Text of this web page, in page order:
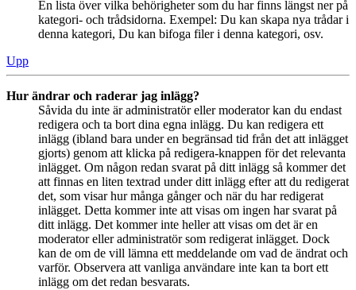
En lista över vilka behörigheter som du har finns längst ner på
kategori- och trådsidorna. Exempel: Du kan skapa nya trådar i
denna kategori, Du kan bifoga filer i denna kategori, osv.
Upp
Hur ändrar och raderar jag inlägg?
Såvida du inte är administratör eller moderator kan du endast
redigera och ta bort dina egna inlägg. Du kan redigera ett
inlägg (ibland bara under en begränsad tid från det att inlägget
gjorts) genom att klicka på redigera-knappen för det relevanta
inlägget. Om någon redan svarat på ditt inlägg så kommer det
att finnas en liten textrad under ditt inlägg efter att du redigerat
det, som visar hur många gånger och när du har redigerat
inlägget. Detta kommer inte att visas om ingen har svarat på
ditt inlägg. Det kommer inte heller att visas om det är en
moderator eller administratör som redigerat inlägget. Dock
kan de om de vill lämna ett meddelande om vad de ändrat och
varför. Observera att vanliga användare inte kan ta bort ett
inlägg om det redan besvarats.